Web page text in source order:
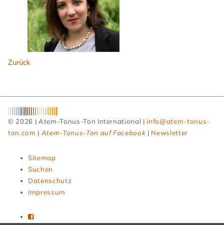
Zurück
© 2026 | Atem-Tonus-Ton International | info@atem-tonus-
ton.com | Atem-Tonus-Ton auf Facebook | Newsletter
überspringen
Sitemap
Suchen
Datenschutz
Impressum